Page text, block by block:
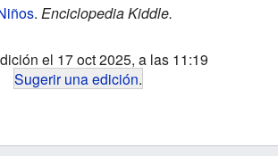
. Enciclopedia Kiddle.
el 17 oct 2025, a las 11:19
Sugerir una edición.